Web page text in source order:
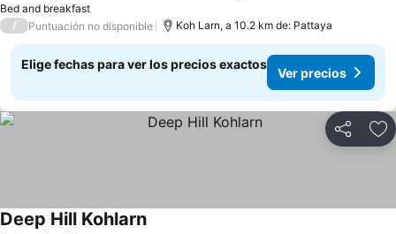
Bed and breakfast
/ Puntuación no disponible Koh Larn, a 10.2 km de: Pattaya
Elige fechas para ver los precios exactos
Ver precios
Compartir
Deep Hill Kohlarn